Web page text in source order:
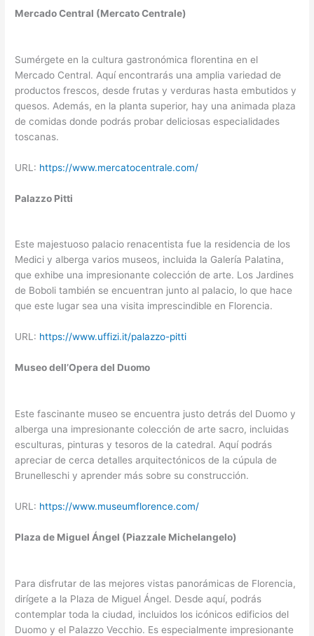
Mercado Central (Mercato Centrale)
Sumérgete en la cultura gastronómica florentina en el
Mercado Central. Aquí encontrarás una amplia variedad de
productos frescos, desde frutas y verduras hasta embutidos y
quesos. Además, en la planta superior, hay una animada plaza
de comidas donde podrás probar deliciosas especialidades
toscanas.
URL: https://www.mercatocentrale.com/
Palazzo Pitti
Este majestuoso palacio renacentista fue la residencia de los
Medici y alberga varios museos, incluida la Galería Palatina,
que exhibe una impresionante colección de arte. Los Jardines
de Boboli también se encuentran junto al palacio, lo que hace
que este lugar sea una visita imprescindible en Florencia.
URL: https://www.uffizi.it/palazzo-pitti
Museo dell’Opera del Duomo
Este fascinante museo se encuentra justo detrás del Duomo y
alberga una impresionante colección de arte sacro, incluidas
esculturas, pinturas y tesoros de la catedral. Aquí podrás
apreciar de cerca detalles arquitectónicos de la cúpula de
Brunelleschi y aprender más sobre su construcción.
URL: https://www.museumflorence.com/
Plaza de Miguel Ángel (Piazzale Michelangelo)
Para disfrutar de las mejores vistas panorámicas de Florencia,
dirígete a la Plaza de Miguel Ángel. Desde aquí, podrás
contemplar toda la ciudad, incluidos los icónicos edificios del
Duomo y el Palazzo Vecchio. Es especialmente impresionante